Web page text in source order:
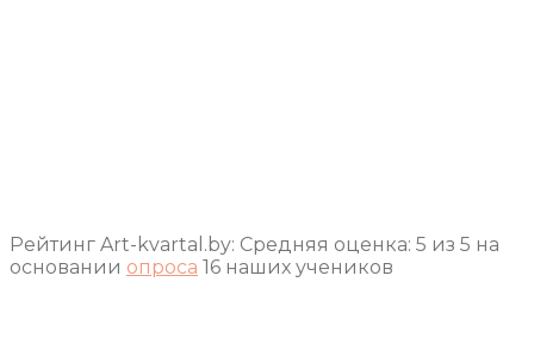
Рейтинг Art-kvartal.by: Средняя оценка: 5 из 5 на
основании опроса 16 наших учеников